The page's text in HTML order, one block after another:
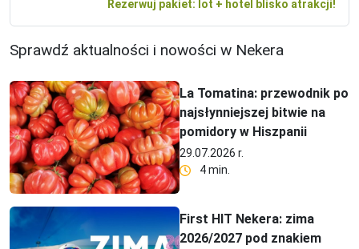
Rezerwuj pakiet: lot + hotel blisko atrakcji!
Sprawdź aktualności i nowości w Nekera
La Tomatina: przewodnik po
najsłynniejszej bitwie na
pomidory w Hiszpanii
29.07.2026 r.
4 min.
First HIT Nekera: zima
2026/2027 pod znakiem